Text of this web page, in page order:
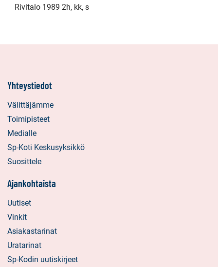
Rivitalo 1989 2h, kk, s
Yhteystiedot
Välittäjämme
Toimipisteet
Medialle
Sp-Koti Keskusyksikkö
Suosittele
Ajankohtaista
Uutiset
Vinkit
Asiakastarinat
Uratarinat
Sp-Kodin uutiskirjeet